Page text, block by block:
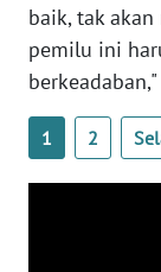
baik, tak
pemilu ini
1 2
WN
WN
SULTENG